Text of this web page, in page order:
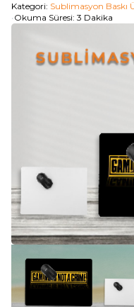
Kategori: Sublimasyon Baskı
• Okuma Süresi: 3 Dakika